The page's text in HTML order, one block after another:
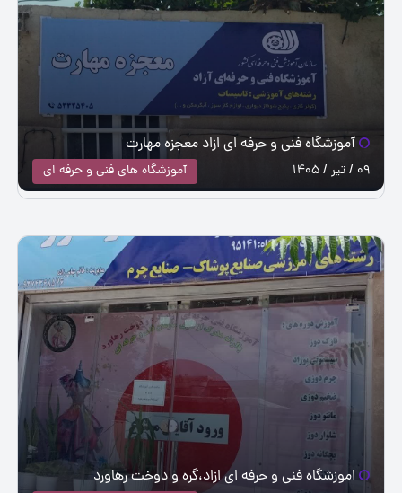
آموزشگاه فنی و حرفه ای ازاد معجزه مهارت
آموزشگاه های فنی و حرفه ای 09 / تیر / 1405
اموزشگاه فنی و حرفه ای ازاد،گره و دوخت رهاورد